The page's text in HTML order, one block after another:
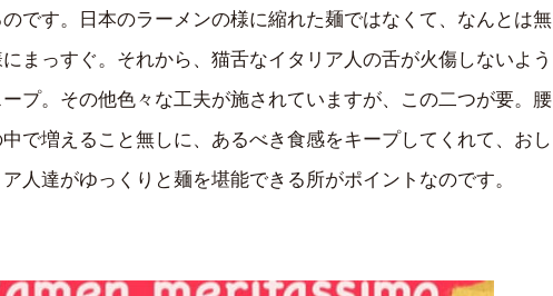
です。日本のラーメンの様に縮れた麺ではなくて、なんとは無
まっすぐ。それから、猫舌なイタリア人の舌が火傷しないよう
プ。その他色々な工夫が施されていますが、この二つが要。腰
で増えること無しに、あるべき食感をキープしてくれて、おし
人達がゆっくりと麺を堪能できる所がポイントなのです。